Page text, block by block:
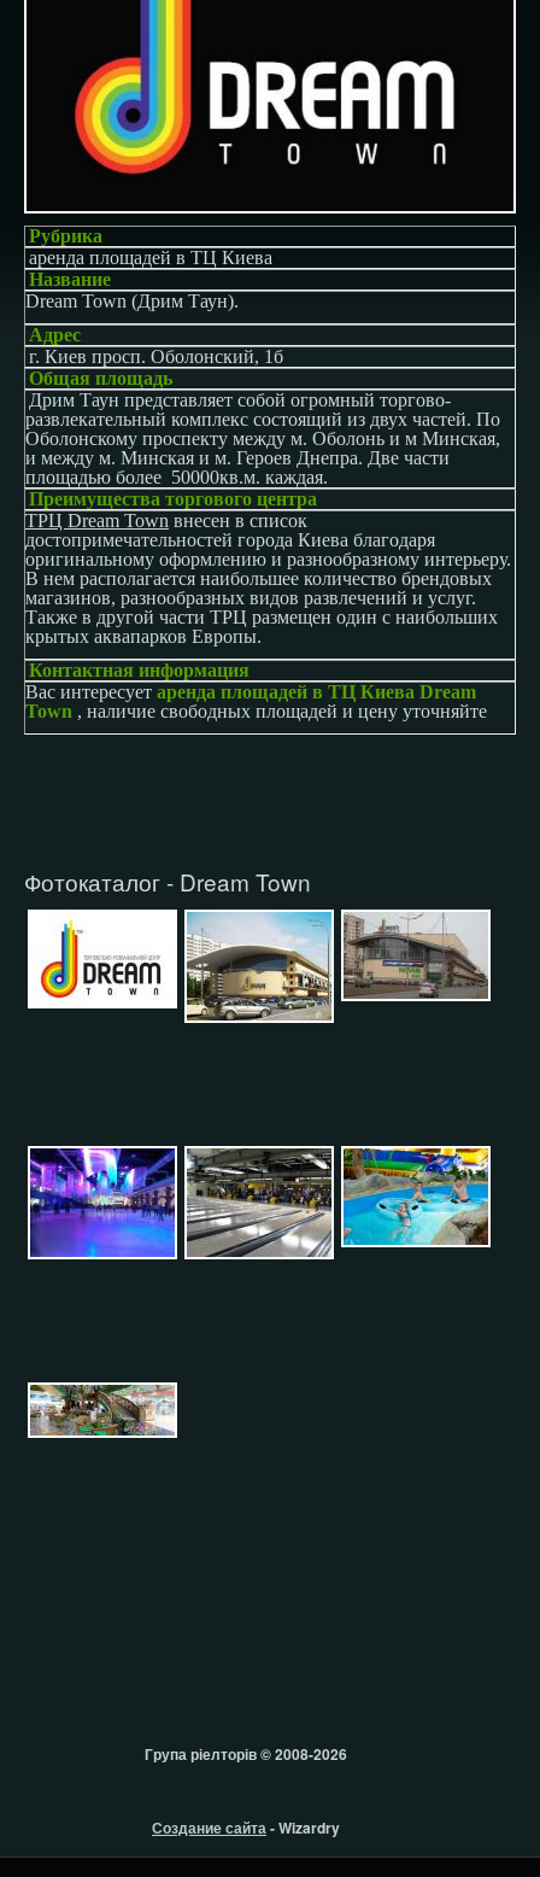
Рубрика
аренда площадей в ТЦ Киева
Название
Dream Town (Дрим Таун).
Адрес
г. Киев просп. Оболонский, 1б
Общая площадь
Дрим Таун представляет собой огромный торгово-
развлекательный комплекс состоящий из двух частей. По
Оболонскому проспекту между м. Оболонь и м Минская,
и между м. Минская и м. Героев Днепра. Две части
площадью более 50000кв.м. каждая.
Преимущества торгового центра
ТРЦ Dream Town внесен в список
достопримечательностей города Киева благодаря
оригинальному оформлению и разнообразному интерьеру.
В нем располагается наибольшее количество брендовых
магазинов, разнообразных видов развлечений и услуг.
Также в другой части ТРЦ размещен один с наибольших
крытых аквапарков Европы.
Контактная информация
Вас интересует аренда площадей в ТЦ Киева Dream
Town , наличие свободных площадей и цену уточняйте
Фотокаталог - Dream Town
Група ріелторів © 2008-2026
Создание сайта- Wizardry